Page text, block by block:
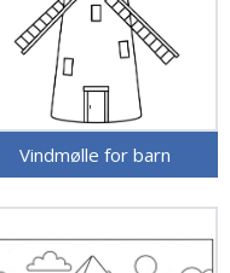
Vindmølle for barn